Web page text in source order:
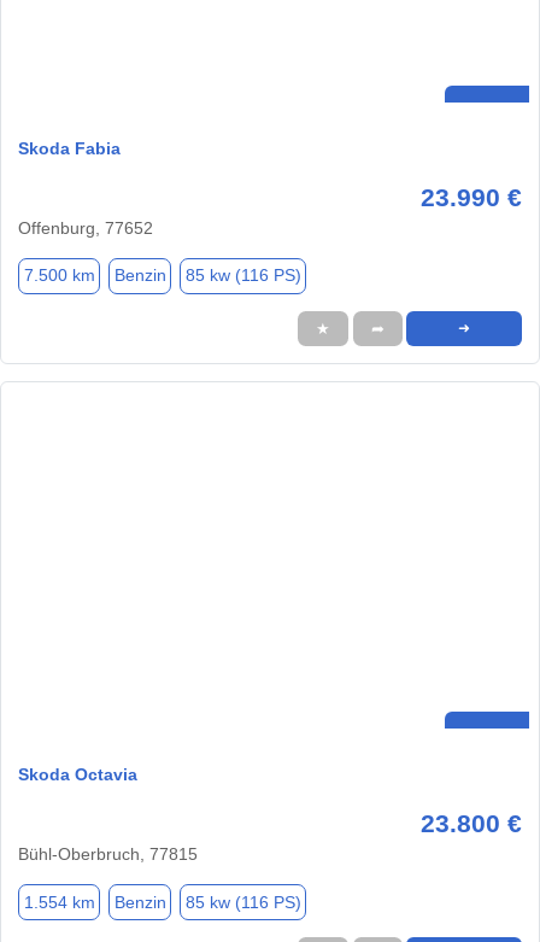
Skoda Fabia
23.990 €
Offenburg, 77652
7.500 km Benzin 85 kw (116 PS)
★ ➦ ➜
Skoda Octavia
23.800 €
Bühl-Oberbruch, 77815
1.554 km Benzin 85 kw (116 PS)